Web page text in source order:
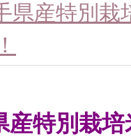
県産特別
産特別栽